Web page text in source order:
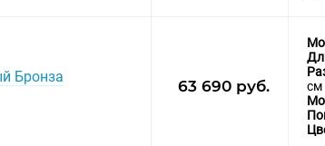
Бронза
63 690 руб.
см